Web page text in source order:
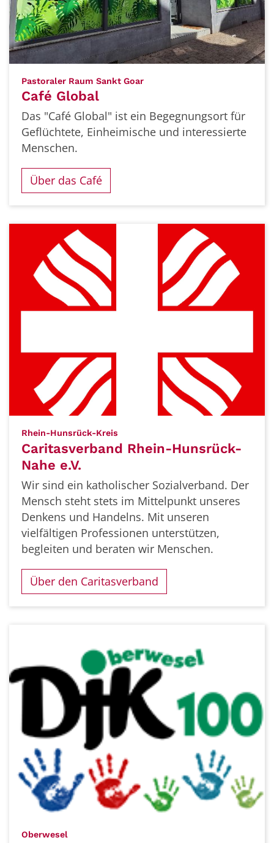
Pastoraler Raum Sankt Goar:
Café Global
Das "Café Global" ist ein Begegnungsort für
Geflüchtete, Einheimische und interessierte
Menschen.
Über das Café
Rhein-Hunsrück-Kreis
Caritasverband Rhein-Hunsrück-
Nahe e.V.
Wir sind ein katholischer Sozialverband. Der
Mensch steht stets im Mittelpunkt unseres
Denkens und Handelns. Mit unseren
vielfältigen Professionen unterstützen,
begleiten und beraten wir Menschen.
Über den Caritasverband
Oberwesel